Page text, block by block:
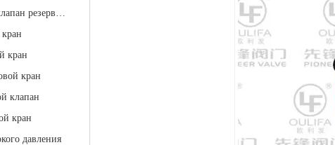
Нижний шаровой клапан резервуара
кран
кран
клапан
кран
давления